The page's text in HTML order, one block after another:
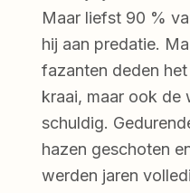
Maar liefst 90 %
hij aan predatie.
fazanten deden
kraai, maar ook de
schuldig.
hazen geschoten
werden jaren